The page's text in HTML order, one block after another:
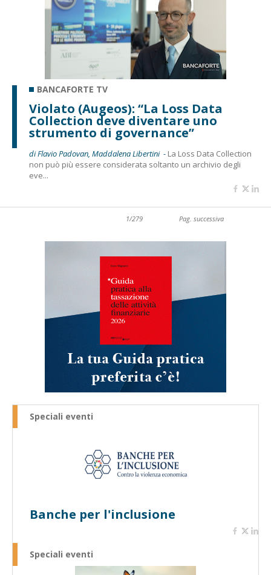
BANCAFORTE TV
Violato (Augeos): “La Loss Data
Collection deve diventare uno
strumento di governance”
di Flavio Padovan, Maddalena Libertini - La Loss Data Collection
non può più essere considerata soltanto un archivio degli
eve...
1/279 Pag. successiva
Speciali eventi
Banche per l'inclusione
Speciali eventi